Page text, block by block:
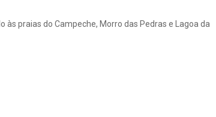
às praias do Campeche, Morro das Pedras e Lagoa da